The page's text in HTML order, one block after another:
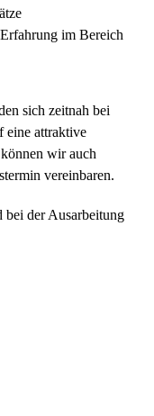
im Bereich
sich zeitnah bei
eine attraktive
wir auch
vereinbaren.
bei der Ausarbeitung